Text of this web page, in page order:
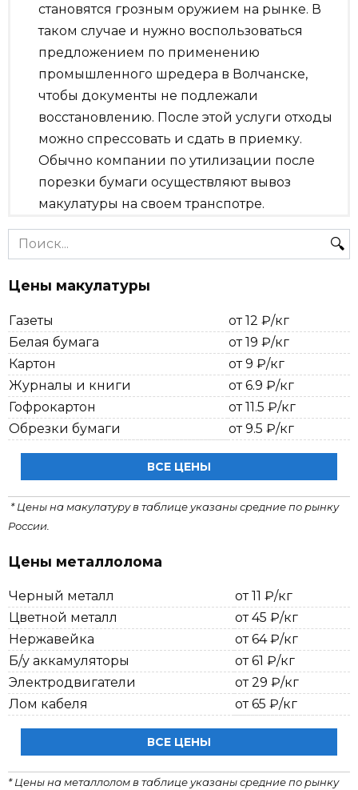
становятся грозным оружием на рынке. В
таком случае и нужно воспользоваться
предложением по применению
промышленного шредера в Волчанске,
чтобы документы не подлежали
восстановлению. После этой услуги отходы
можно спрессовать и сдать в приемку.
Обычно компании по утилизации после
порезки бумаги осуществляют вывоз
макулатуры на своем транспотре.
Search
for:
Цены макулатуры
Газеты
от 12 ₽/кг
Белая бумага
от 19 ₽/кг
Картон
от 9 ₽/кг
Журналы и книги
от 6.9 ₽/кг
Гофрокартон
от 11.5 ₽/кг
Обрезки бумаги
от 9.5 ₽/кг
ВСЕ ЦЕНЫ
* Цены на макулатуру в таблице указаны средние по рынку
России.
Цены металлолома
Черный металл
от 11 ₽/кг
Цветной металл
от 45 ₽/кг
Нержавейка
от 64 ₽/кг
Б/у аккамуляторы
от 61 ₽/кг
Электродвигатели
от 29 ₽/кг
Лом кабеля
от 65 ₽/кг
ВСЕ ЦЕНЫ
* Цены на металлолом в таблице указаны средние по рынку